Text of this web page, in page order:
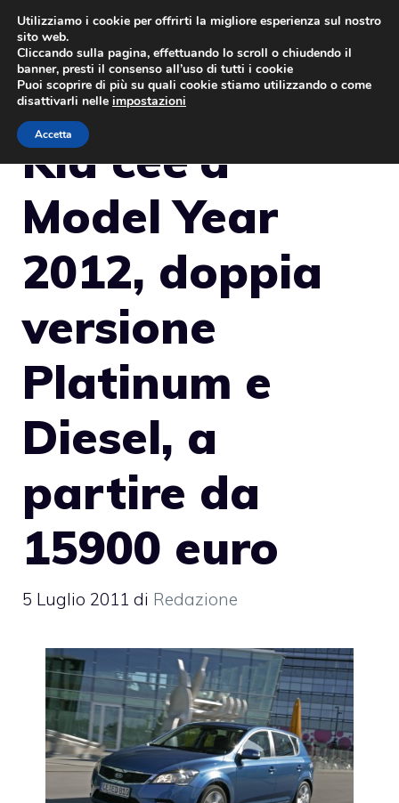
Vai
contenuto
Kia cee’d
Model Year
2012, doppia
versione
Platinum e
Diesel, a
partire da
15900 euro
5 Luglio 2011 di Redazione
Utilizziamo i cookie per offrirti la migliore esperienza sul nostro
sito web.
Cliccando sulla pagina, effettuando lo scroll o chiudendo il
banner, presti il consenso all’uso di tutti i cookie
Puoi scoprire di più su quali cookie stiamo utilizzando o come
disattivarli nelle impostazioni
Accetta